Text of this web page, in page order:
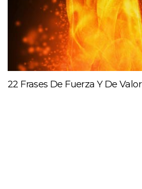
22 Frases De Fuerza Y De Valor